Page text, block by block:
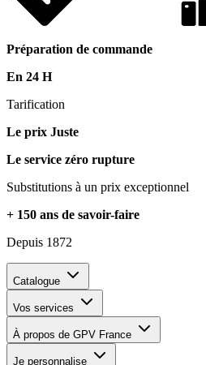
Préparation de commande
En 24 H
Tarification
Le prix Juste
Le service zéro rupture
Substitutions à un prix exceptionnel
+ 150 ans de savoir-faire
Depuis 1872
Catalogue
Vos services
À propos de GPV France
Je personnalise